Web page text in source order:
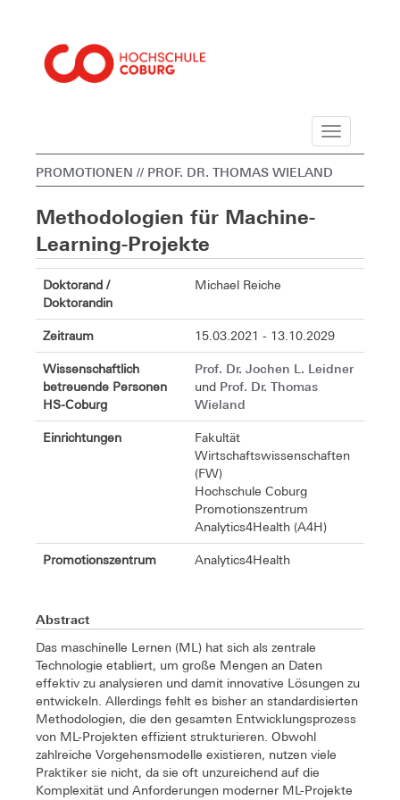
Navigation
PROMOTIONEN // PROF. DR. THOMAS WIELAND
Methodologien für Machine-
Learning-Projekte
Doktorand /
Doktorandin
Michael Reiche
Zeitraum 15.03.2021 - 13.10.2029
Wissenschaftlich
betreuende Personen
HS-Coburg
Prof. Dr. Jochen L. Leidner
und Prof. Dr. Thomas
Wieland
Einrichtungen
Fakultät
Wirtschaftswissenschaften
(FW)
Hochschule Coburg
Promotionszentrum
Analytics4Health (A4H)
Promotionszentrum Analytics4Health
Abstract
Das maschinelle Lernen (ML) hat sich als zentrale
Technologie etabliert, um große Mengen an Daten
effektiv zu analysieren und damit innovative Lösungen zu
entwickeln. Allerdings fehlt es bisher an standardisierten
Methodologien, die den gesamten Entwicklungsprozess
von ML-Projekten effizient strukturieren. Obwohl
zahlreiche Vorgehensmodelle existieren, nutzen viele
Praktiker sie nicht, da sie oft unzureichend auf die
Komplexität und Anforderungen moderner ML-Projekte